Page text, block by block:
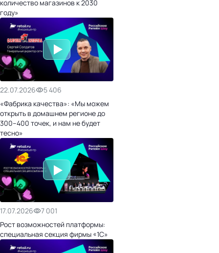
количество магазинов к 2030
году»
22.07.2026
5 406
«Фабрика качества»: «Мы можем
открыть в домашнем регионе до
300–400 точек, и нам не будет
тесно»
17.07.2026
7 001
Рост возможностей платформы:
специальная секция фирмы «1С»